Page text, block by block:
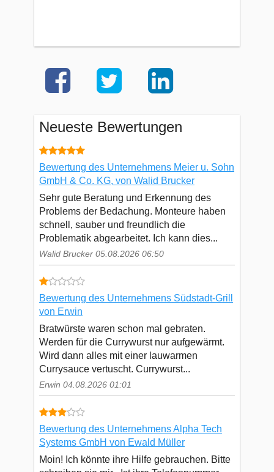
Neueste Bewertungen
Bewertung des Unternehmens Meier u. Sohn
GmbH & Co. KG, von Walid Brucker
Sehr gute Beratung und Erkennung des
Problems der Bedachung. Monteure haben
schnell, sauber und freundlich die
Problematik abgearbeitet. Ich kann dies...
Walid Brucker 05.08.2026 06:50
Bewertung des Unternehmens Südstadt-Grill
von Erwin
Bratwürste waren schon mal gebraten.
Werden für die Currywurst nur aufgewärmt.
Wird dann alles mit einer lauwarmen
Currysauce vertuscht. Currywurst...
Erwin 04.08.2026 01:01
Bewertung des Unternehmens Alpha Tech
Systems GmbH von Ewald Müller
Moin! Ich könnte ihre Hilfe gebrauchen. Bitte